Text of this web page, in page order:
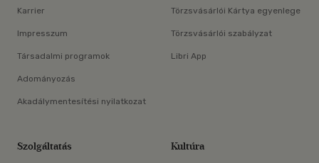
Karrier
Impresszum
Társadalmi programok
Adományozás
Akadálymentesítési nyilatkozat
Törzsvásárlói Kártya egyenlege
Törzsvásárlói szabályzat
Libri App
Szolgáltatás Kultúra